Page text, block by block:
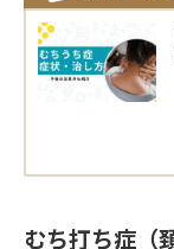
むち打ち症（